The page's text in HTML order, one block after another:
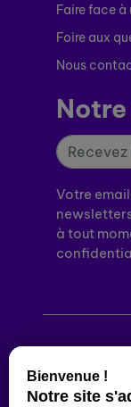
Faire face à
Foire aux
Nous
Votre
à tout
Mentions